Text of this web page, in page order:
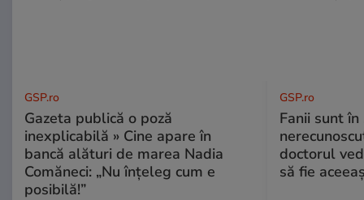
GSP.ro
Gazeta publică o poză
inexplicabilă » Cine apare în
bancă alături de marea Nadia
Comăneci: „Nu înțeleg cum e
posibilă!”
GSP.ro
Fanii sunt în
doctorul
să fie